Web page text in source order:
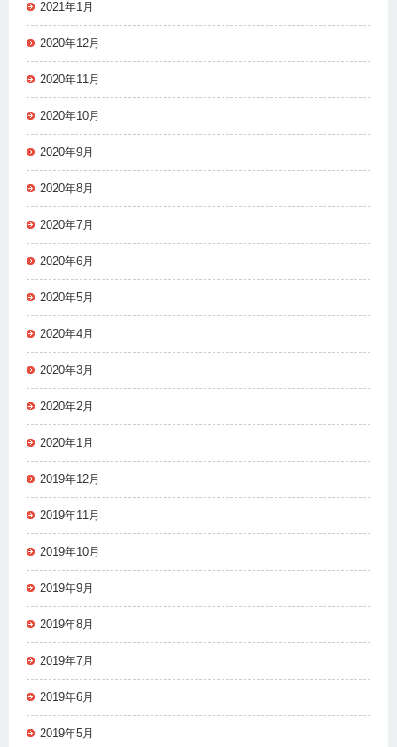
2021年1月
2020年12月
2020年11月
2020年10月
2020年9月
2020年8月
2020年7月
2020年6月
2020年5月
2020年4月
2020年3月
2020年2月
2020年1月
2019年12月
2019年11月
2019年10月
2019年9月
2019年8月
2019年7月
2019年6月
2019年5月